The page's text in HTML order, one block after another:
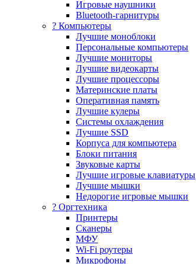
Игровые наушники
Bluetooth-гарнитуры
?️ Компьютеры
Лучшие моноблоки
Персональные компьютеры
Лучшие мониторы
Лучшие видеокарты
Лучшие процессоры
Материнские платы
Оперативная память
Лучшие кулеры
Системы охлаждения
Лучшие SSD
Корпуса для компьютера
Блоки питания
Звуковые карты
Лучшие игровые клавиатуры
Лучшие мышки
Недорогие игровые мышки
?️ Оргтехника
Принтеры
Сканеры
МФУ
Wi-Fi роутеры
Микрофоны